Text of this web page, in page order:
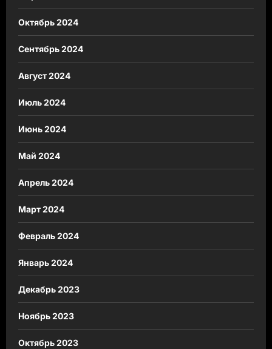
Октябрь 2024
Сентябрь 2024
Август 2024
Июль 2024
Июнь 2024
Май 2024
Апрель 2024
Март 2024
Февраль 2024
Январь 2024
Декабрь 2023
Ноябрь 2023
Октябрь 2023